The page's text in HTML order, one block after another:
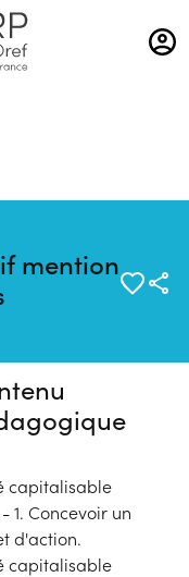
mention
en
capitalisable
1. Concevoir un
d'action.
capitalisable